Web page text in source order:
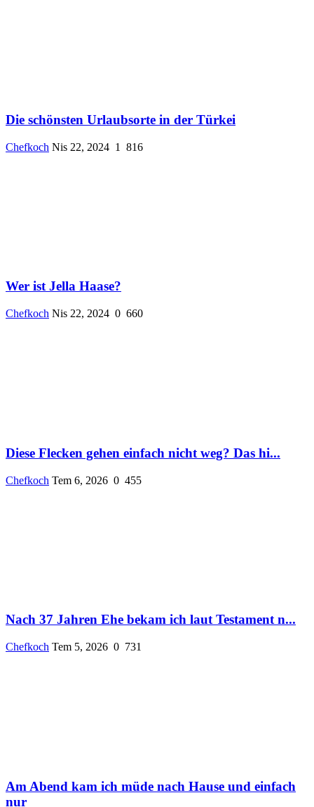
Die schönsten Urlaubsorte in der Türkei
Chefkoch Nis 22, 2024 1 816
Wer ist Jella Haase?
Chefkoch Nis 22, 2024 0 660
Diese Flecken gehen einfach nicht weg? Das hi...
Chefkoch Tem 6, 2026 0 455
Nach 37 Jahren Ehe bekam ich laut Testament n...
Chefkoch Tem 5, 2026 0 731
Am Abend kam ich müde nach Hause und einfach
nur